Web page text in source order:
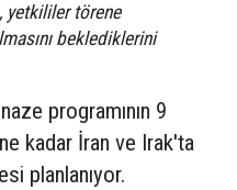
yetkililer törene
beklediklerini
programının 9
kadar İran ve Irak'ta
planlanıyor.